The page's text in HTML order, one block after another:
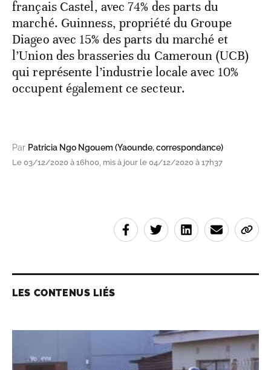
français Castel, avec 74% des parts du
marché. Guinness, propriété du Groupe
Diageo avec 15% des parts du marché et
l’Union des brasseries du Cameroun (UCB)
qui représente l’industrie locale avec 10%
occupent également ce secteur.
Par Patricia Ngo Ngouem (Yaounde, correspondance)
Le 03/12/2020 à 16h00, mis à jour le 04/12/2020 à 17h37
LES CONTENUS LIÉS